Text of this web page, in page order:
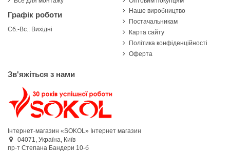
Графік роботи
Сб.-Вс.: Вихідні
Наше виробництво
Постачальникам
Карта сайту
Політика конфіденційності
Оферта
Зв'яжіться з нами
Інтернет-магазин «SOKOL» Інтернет магазин
04071, Україна, Київ
пр-т Степана Бандери 10-б